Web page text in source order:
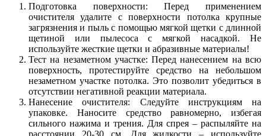
Подготовка поверхности: Перед применением
очистителя удалите с поверхности потолка крупные
загрязнения и пыль с помощью мягкой щетки с длинной
щетиной или пылесоса с мягкой насадкой. Не
используйте жесткие щетки и абразивные материалы!
Тест на незаметном участке: Перед нанесением на всю
поверхность, протестируйте средство на небольшом
незаметном участке потолка. Это позволит убедиться в
отсутствии негативной реакции материала.
Нанесение очистителя: Следуйте инструкциям на
упаковке. Наносите средство равномерно, избегая
сильного нажима и трения. Для спрея – распыляйте на
расстоянии 20-30 см. Для жидкости – используйте